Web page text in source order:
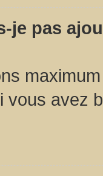
je pas
vous avez